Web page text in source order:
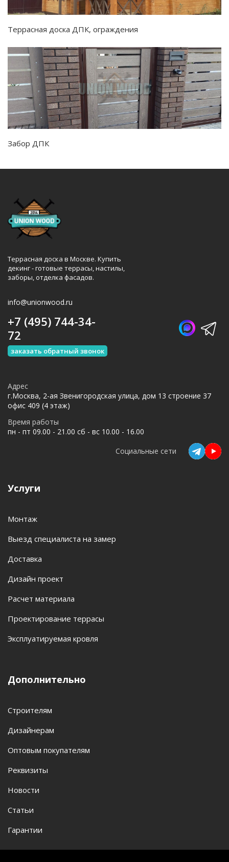
Террасная доска ДПК, ограждения
Забор ДПК
Террасная доска в Москве. Купить
декинг - готовые террасы, настилы,
заборы, отделка фасадов.
info@unionwood.ru
Услуги
Монтаж
Выезд специалиста на замер
Доставка
Дизайн проект
Расчет материала
Проектирование террасы
Эксплуатируемая кровля
Дополнительно
Строителям
Дизайнерам
Оптовым покупателям
Реквизиты
Новости
Статьи
Гарантии
+7 (495) 744-34-
72
заказать обратный звонок
Адрес
г.Москва, 2-ая Звенигородская улица, дом 13 строение 37
офис 409 (4 этаж)
Время работы
пн - пт 09.00 - 21.00 сб - вс 10.00 - 16.00
Социальные сети